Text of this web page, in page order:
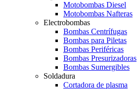
Motobombas Diesel
Motobombas Nafteras
Electrobombas
Bombas Centrífugas
Bombas para Piletas
Bombas Periféricas
Bombas Presurizadoras
Bombas Sumergibles
Soldadura
Cortadora de plasma